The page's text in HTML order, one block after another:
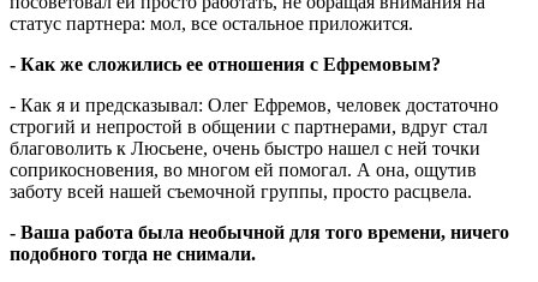
статус партнера: мол, все остальное приложится.
- Как же сложились ее отношения с Ефремовым?
- Как я и предсказывал: Олег Ефремов, человек достаточно
строгий и непростой в общении с партнерами, вдруг стал
благоволить к Люсьене, очень быстро нашел с ней точки
соприкосновения, во многом ей помогал. А она, ощутив
заботу всей нашей съемочной группы, просто расцвела.
- Ваша работа была необычной для того времени, ничего
подобного тогда не снимали.